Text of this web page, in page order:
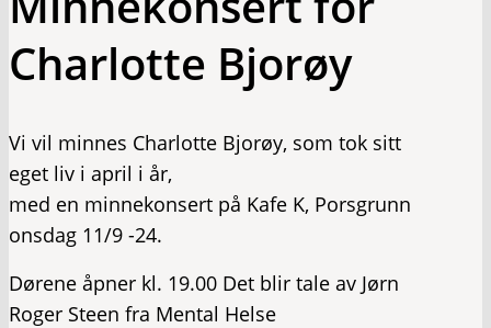
Charlotte Bjorøy
Vi vil minnes Charlotte Bjorøy, som tok sitt
eget liv i april i år,
med en minnekonsert på Kafe K, Porsgrunn
onsdag 11/9 -24.
Dørene åpner kl. 19.00 Det blir tale av Jørn
Roger Steen fra Mental Helse